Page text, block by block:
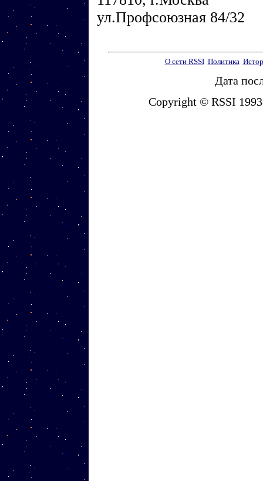
ул.Профсоюзная 84/32
О сети RSSI Политика
Дата
Copyright © RSSI